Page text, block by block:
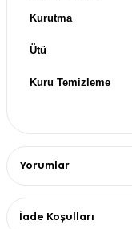
Kurutma
Ütü
Kuru Temizleme
Yorumlar
İade Koşulları